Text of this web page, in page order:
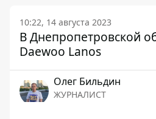
10:22, 14 августа 2023
В Днепропетровской
Daewoo Lanos
Олег Бильдин
ЖУРНАЛИСТ